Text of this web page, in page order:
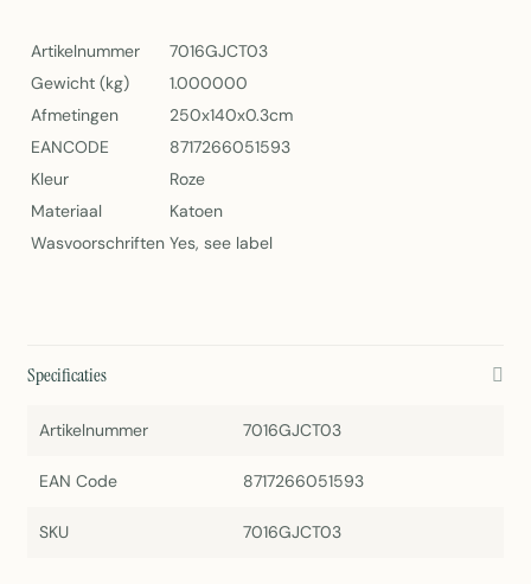
Artikelnummer
7016GJCT03
Gewicht (kg)
1.000000
Afmetingen
250x140x0.3cm
EANCODE
8717266051593
Kleur
Roze
Materiaal
Katoen
Wasvoorschriften Yes, see label
Specificaties
Artikelnummer 7016GJCT03
EAN Code 8717266051593
SKU 7016GJCT03